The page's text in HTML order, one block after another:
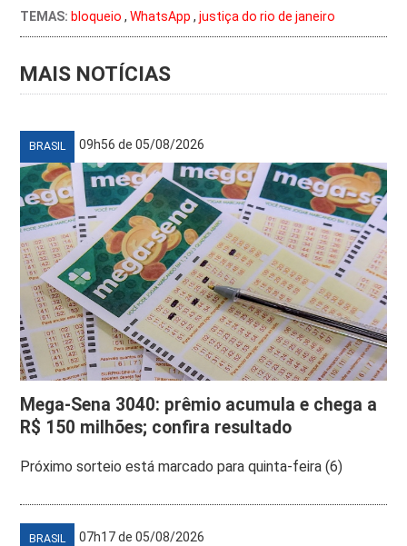
TEMAS: bloqueio ,WhatsApp ,justiça do rio de janeiro
MAIS NOTÍCIAS
BRASIL 09h56 de 05/08/2026
Mega-Sena 3040: prêmio acumula e chega a
R$ 150 milhões; confira resultado
Próximo sorteio está marcado para quinta-feira (6)
BRASIL 07h17 de 05/08/2026